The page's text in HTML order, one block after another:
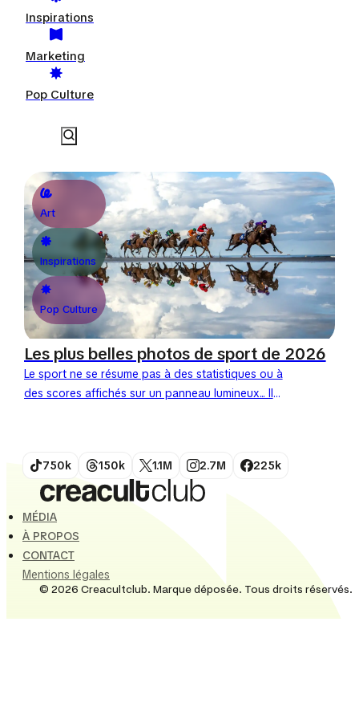
Inspirations
Marketing
Pop Culture
Art
Inspirations
Pop Culture
Les plus belles photos de sport de 2026
Le sport ne se résume pas à des statistiques ou à
des scores affichés sur un panneau lumineux... Il
750k 150k 1.1M 2.7M 225k
MÉDIA
À PROPOS
CONTACT
Mentions légales
© 2026 Creacultclub. Marque déposée. Tous droits réservés.